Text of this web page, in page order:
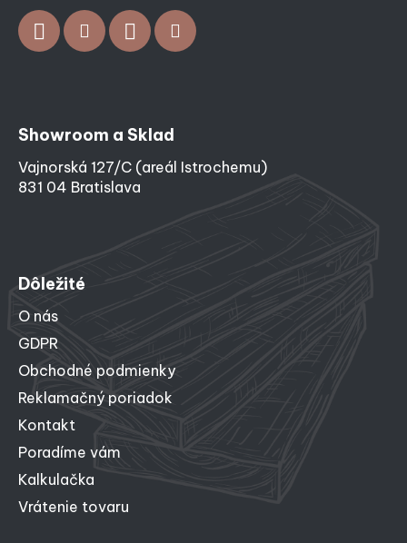
Showroom a Sklad
Vajnorská 127/C (areál Istrochemu)
831 04 Bratislava
Dôležité
O nás
GDPR
Obchodné podmienky
Reklamačný poriadok
Kontakt
Poradíme vám
Kalkulačka
Vrátenie tovaru